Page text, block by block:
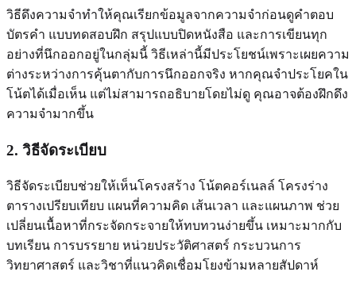
วิธีดึงความจำทำให้คุณเรียกข้อมูลจากความจำก่อนดูคำตอบ
บัตรคำ แบบทดสอบฝึก สรุปแบบปิดหนังสือ และการเขียนทุก
อย่างที่นึกออกอยู่ในกลุ่มนี้ วิธีเหล่านี้มีประโยชน์เพราะเผยความ
ต่างระหว่างการคุ้นตากับการนึกออกจริง หากคุณจำประโยคใน
โน้ตได้เมื่อเห็น แต่ไม่สามารถอธิบายโดยไม่ดู คุณอาจต้องฝึกดึง
ความจำมากขึ้น
2. วิธีจัดระเบียบ
วิธีจัดระเบียบช่วยให้เห็นโครงสร้าง โน้ตคอร์เนลล์ โครงร่าง
ตารางเปรียบเทียบ แผนที่ความคิด เส้นเวลา และแผนภาพ ช่วย
เปลี่ยนเนื้อหาที่กระจัดกระจายให้ทบทวนง่ายขึ้น เหมาะมากกับ
บทเรียน การบรรยาย หน่วยประวัติศาสตร์ กระบวนการ
วิทยาศาสตร์ และวิชาที่แนวคิดเชื่อมโยงข้ามหลายสัปดาห์